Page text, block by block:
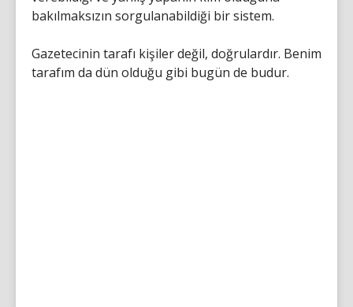
bakılmaksızın sorgulanabildiği bir sistem.
Gazetecinin tarafı kişiler değil, doğrulardır. Benim
tarafım da dün olduğu gibi bugün de budur.